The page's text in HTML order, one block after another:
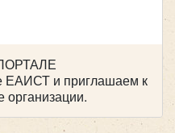
и приглашаем к
организации.